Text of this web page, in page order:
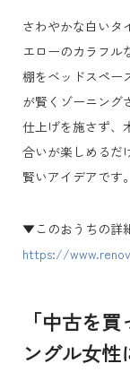
さわやかな白いタ
エローのカラフル
棚をベッドスペー
が賢くゾーニング
仕上げを施さず、
合いが楽しめるだ
賢いアイデアです。
▼このおうちの詳
https://
「中古を
ングル女